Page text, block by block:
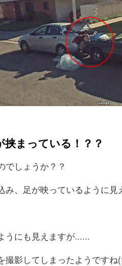
まっている！？？
でしょうか？？
み、足が映っているように見
うにも見えますが......
撮影してしまったようですね